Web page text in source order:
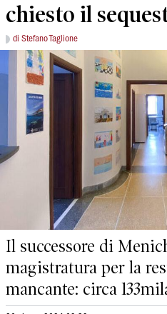
chiesto il
di Stefano Taglione
Il successore di
magistratura per la
mancante: circa